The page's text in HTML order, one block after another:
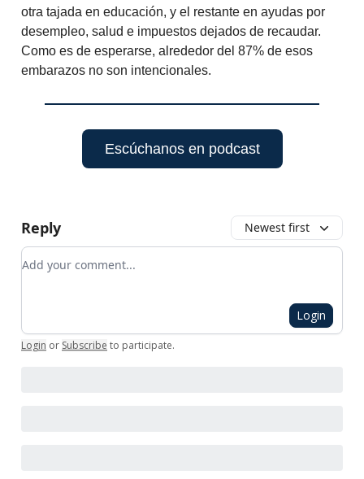
otra tajada en educación, y el restante en ayudas por
desempleo, salud e impuestos dejados de recaudar.
Como es de esperarse, alrededor del 87% de esos
embarazos no son intencionales.
Escúchanos en podcast
Reply Newest first
Add your comment
Login
Login or Subscribe to participate.